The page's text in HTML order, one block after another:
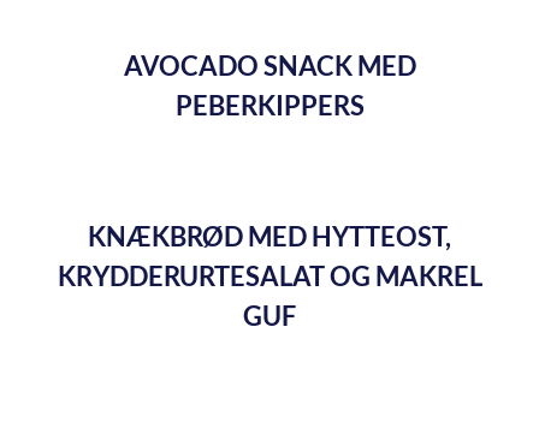
AVOCADO SNACK MED
PEBERKIPPERS
KNÆKBRØD MED HYTTEOST,
KRYDDERURTESALAT OG MAKREL
GUF